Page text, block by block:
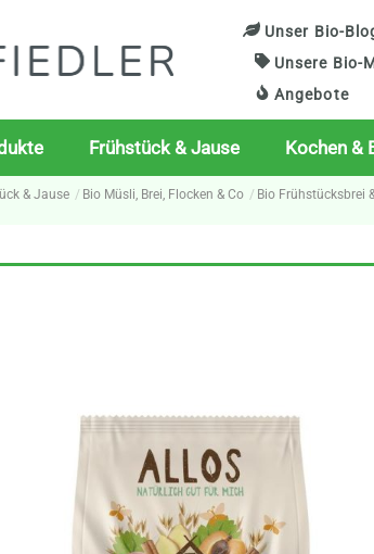
Unser Bio-
Unsere Bio-
Angebote
Frühstück & Jause Kochen &
& Jause Bio Müsli, Brei, Flocken & Co Bio Frühstücksbrei